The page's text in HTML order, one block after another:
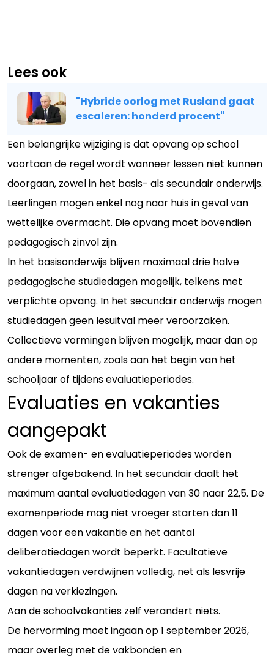
Lees ook
"Hybride oorlog met Rusland gaat
escaleren: honderd procent"
Een belangrijke wijziging is dat opvang op school
voortaan de regel wordt wanneer lessen niet kunnen
doorgaan, zowel in het basis- als secundair onderwijs.
Leerlingen mogen enkel nog naar huis in geval van
wettelijke overmacht. Die opvang moet bovendien
pedagogisch zinvol zijn.
In het basisonderwijs blijven maximaal drie halve
pedagogische studiedagen mogelijk, telkens met
verplichte opvang. In het secundair onderwijs mogen
studiedagen geen lesuitval meer veroorzaken.
Collectieve vormingen blijven mogelijk, maar dan op
andere momenten, zoals aan het begin van het
schooljaar of tijdens evaluatieperiodes.
Evaluaties en vakanties
aangepakt
Ook de examen- en evaluatieperiodes worden
strenger afgebakend. In het secundair daalt het
maximum aantal evaluatiedagen van 30 naar 22,5. De
examenperiode mag niet vroeger starten dan 11
dagen voor een vakantie en het aantal
deliberatiedagen wordt beperkt. Facultatieve
vakantiedagen verdwijnen volledig, net als lesvrije
dagen na verkiezingen.
Aan de schoolvakanties zelf verandert niets.
De hervorming moet ingaan op 1 september 2026,
maar overleg met de vakbonden en